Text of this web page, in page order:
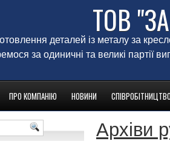
ТОВ
деталей із металу за
за одиничні та великі партії
ПРО КОМПАНІЮ НОВИНИ
Архіви